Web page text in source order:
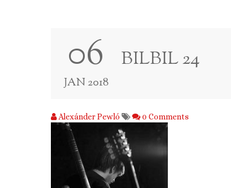
06
JAN 2018
BILBIL 24
Alexánder Pewló 0 Comments